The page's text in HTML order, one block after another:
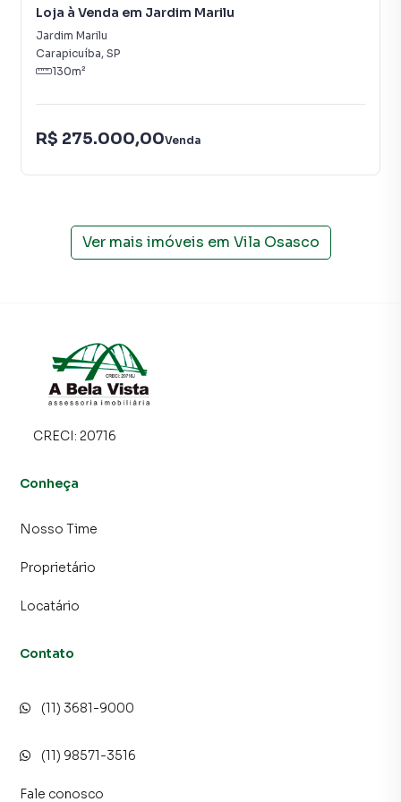
consequência uma maior chance de vender ou alugar seu
imóvel mais rápido. Contamos também com um time de
programadores, corretores treinados e uma central de
atendimento preparada para atender proprietários e
inquilinos.
Loja à Venda em Jardim Marilu
Jardim Marilu
Carapicuíba, SP
130m²
R$ 275.000,00Venda
Ver mais imóveis em Vila Osasco
CRECI: 20716
Conheça
Nosso Time
Proprietário
Locatário
Contato
(11) 3681-9000
(11) 98571-3516
Fale conosco